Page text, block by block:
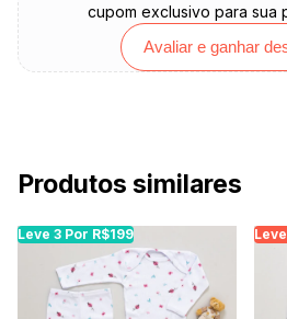
cupom exclusivo para sua
Avaliar e ganhar
Produtos similares
Leve 3 Por R$199